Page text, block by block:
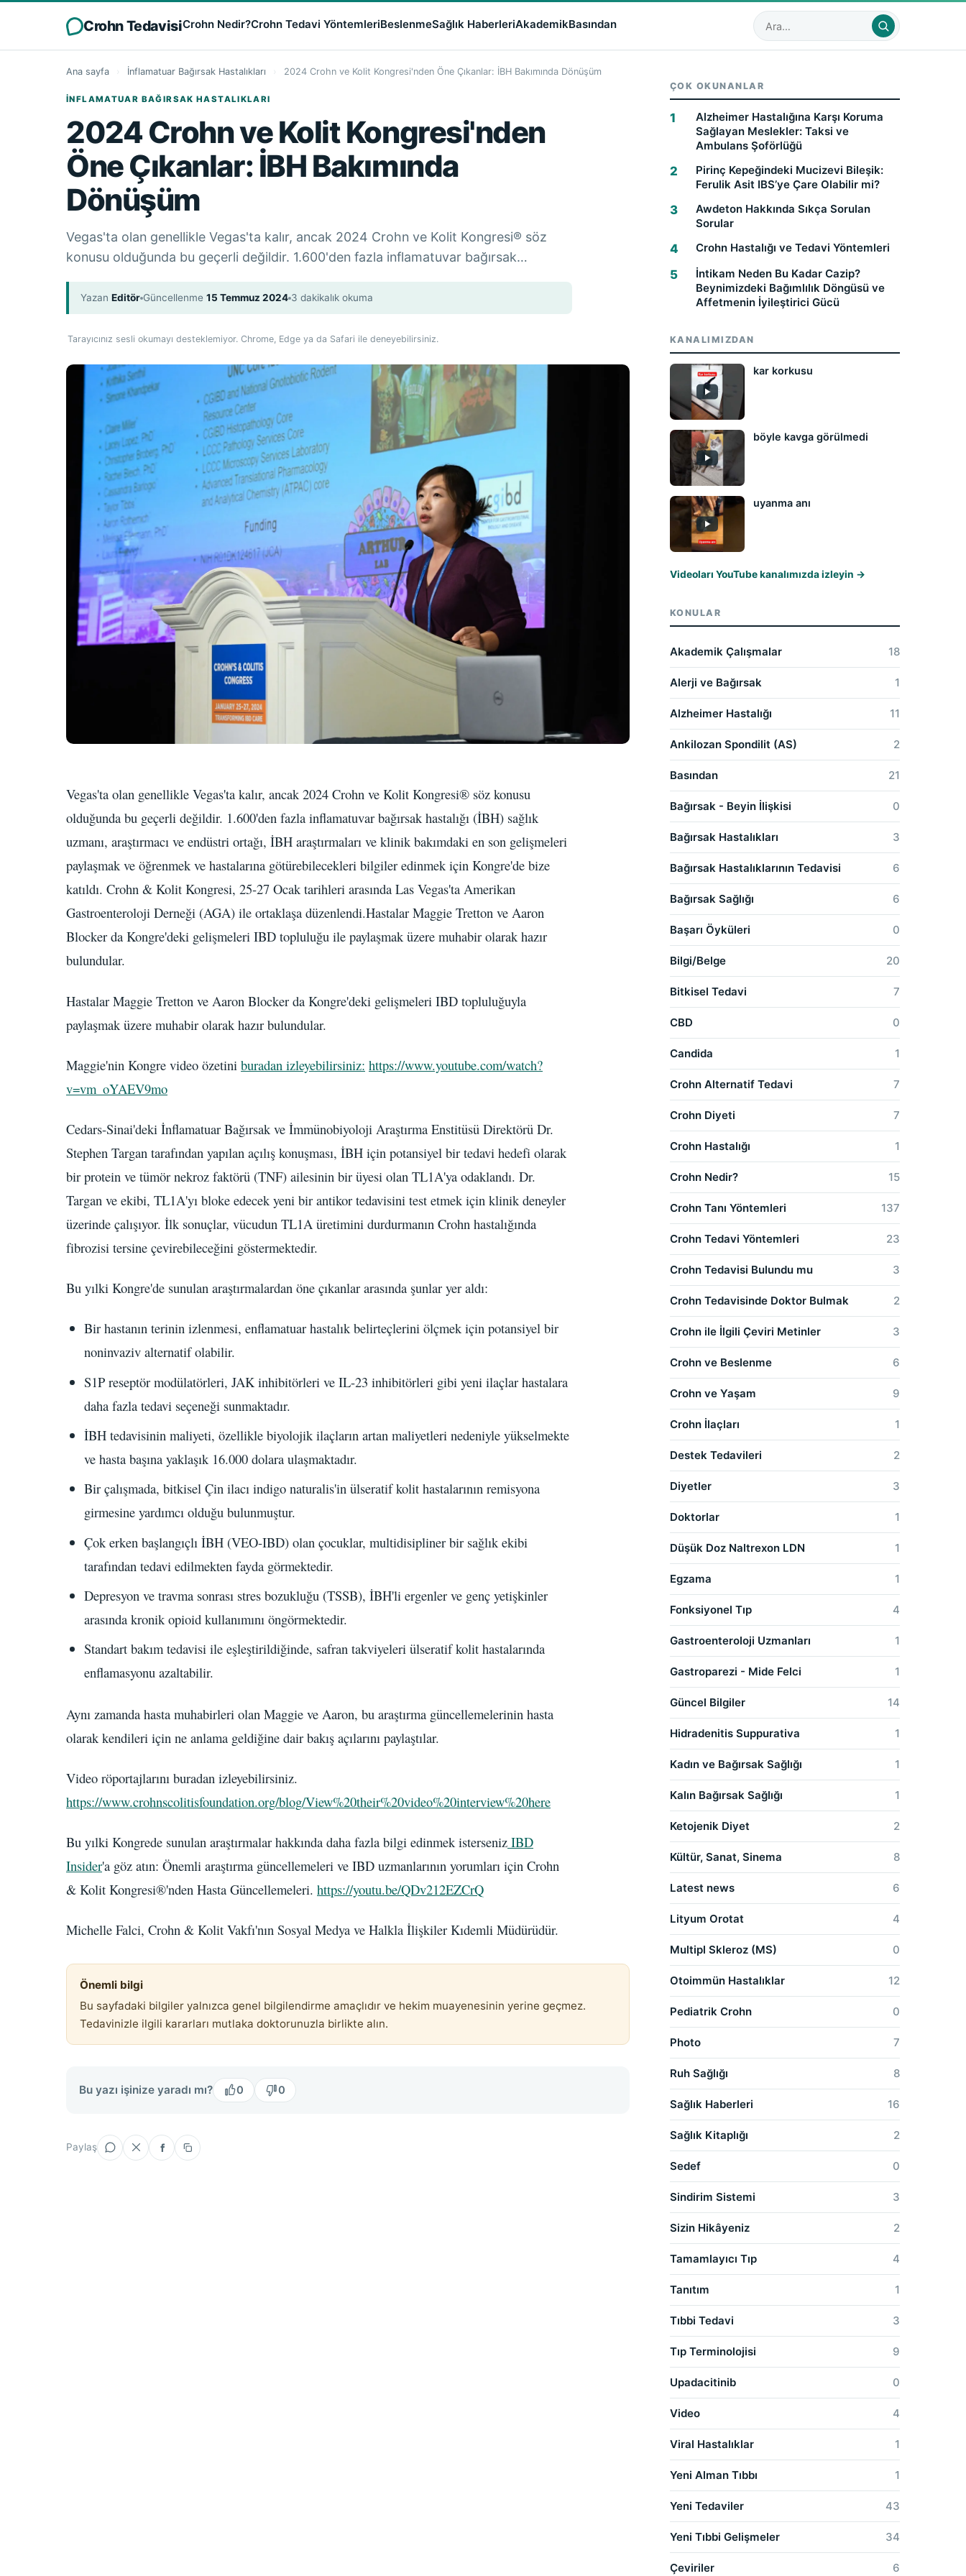
Crohn TedavisiCrohn Nedir?Crohn Tedavi YöntemleriBeslenmeSağlık HaberleriAkademikBasından
Sitede ara
Ana sayfa › İnflamatuar Bağırsak Hastalıkları › 2024 Crohn ve Kolit Kongresi'nden Öne Çıkanlar: İBH Bakımında Dönüşüm
İNFLAMATUAR BAĞIRSAK HASTALIKLARI
2024 Crohn ve Kolit Kongresi'nden
Öne Çıkanlar: İBH Bakımında
Dönüşüm
Vegas'ta olan genellikle Vegas'ta kalır, ancak 2024 Crohn ve Kolit Kongresi® söz
konusu olduğunda bu geçerli değildir. 1.600'den fazla inflamatuvar bağırsak…
Yazan Editör Güncellenme 15 Temmuz 2024 3 dakikalık okuma
Tarayıcınız sesli okumayı desteklemiyor. Chrome, Edge ya da Safari ile deneyebilirsiniz.
Vegas'ta olan genellikle Vegas'ta kalır, ancak 2024 Crohn ve Kolit Kongresi® söz konusu
olduğunda bu geçerli değildir. 1.600'den fazla inflamatuvar bağırsak hastalığı (İBH) sağlık
uzmanı, araştırmacı ve endüstri ortağı, İBH araştırmaları ve klinik bakımdaki en son gelişmeleri
paylaşmak ve öğrenmek ve hastalarına götürebilecekleri bilgiler edinmek için Kongre'de bize
katıldı. Crohn & Kolit Kongresi, 25-27 Ocak tarihleri arasında Las Vegas'ta Amerikan
Gastroenteroloji Derneği (AGA) ile ortaklaşa düzenlendi.Hastalar Maggie Tretton ve Aaron
Blocker da Kongre'deki gelişmeleri IBD topluluğu ile paylaşmak üzere muhabir olarak hazır
bulundular.
Hastalar Maggie Tretton ve Aaron Blocker da Kongre'deki gelişmeleri IBD topluluğuyla
paylaşmak üzere muhabir olarak hazır bulundular.
Maggie'nin Kongre video özetini buradan izleyebilirsiniz: https://www.youtube.com/watch?
v=vm_oYAEV9mo
Cedars-Sinai'deki İnflamatuar Bağırsak ve İmmünobiyoloji Araştırma Enstitüsü Direktörü Dr.
Stephen Targan tarafından yapılan açılış konuşması, İBH için potansiyel bir tedavi hedefi olarak
bir protein ve tümör nekroz faktörü (TNF) ailesinin bir üyesi olan TL1A'ya odaklandı. Dr.
Targan ve ekibi, TL1A'yı bloke edecek yeni bir antikor tedavisini test etmek için klinik deneyler
üzerinde çalışıyor. İlk sonuçlar, vücudun TL1A üretimini durdurmanın Crohn hastalığında
fibrozisi tersine çevirebileceğini göstermektedir.
Bu yılki Kongre'de sunulan araştırmalardan öne çıkanlar arasında şunlar yer aldı:
Bir hastanın terinin izlenmesi, enflamatuar hastalık belirteçlerini ölçmek için potansiyel bir
noninvaziv alternatif olabilir.
S1P reseptör modülatörleri, JAK inhibitörleri ve IL-23 inhibitörleri gibi yeni ilaçlar hastalara
daha fazla tedavi seçeneği sunmaktadır.
İBH tedavisinin maliyeti, özellikle biyolojik ilaçların artan maliyetleri nedeniyle yükselmekte
ve hasta başına yaklaşık 16.000 dolara ulaşmaktadır.
Bir çalışmada, bitkisel Çin ilacı indigo naturalis'in ülseratif kolit hastalarının remisyona
girmesine yardımcı olduğu bulunmuştur.
Çok erken başlangıçlı İBH (VEO-IBD) olan çocuklar, multidisipliner bir sağlık ekibi
tarafından tedavi edilmekten fayda görmektedir.
Depresyon ve travma sonrası stres bozukluğu (TSSB), İBH'li ergenler ve genç yetişkinler
arasında kronik opioid kullanımını öngörmektedir.
Standart bakım tedavisi ile eşleştirildiğinde, safran takviyeleri ülseratif kolit hastalarında
enflamasyonu azaltabilir.
Aynı zamanda hasta muhabirleri olan Maggie ve Aaron, bu araştırma güncellemelerinin hasta
olarak kendileri için ne anlama geldiğine dair bakış açılarını paylaştılar.
Video röportajlarını buradan izleyebilirsiniz.
https://www.crohnscolitisfoundation.org/blog/View%20their%20video%20interview%20here
Bu yılki Kongrede sunulan araştırmalar hakkında daha fazla bilgi edinmek isterseniz IBD
Insider'a göz atın: Önemli araştırma güncellemeleri ve IBD uzmanlarının yorumları için Crohn
& Kolit Kongresi®'nden Hasta Güncellemeleri. https://youtu.be/QDv212EZCrQ
Michelle Falci, Crohn & Kolit Vakfı'nın Sosyal Medya ve Halkla İlişkiler Kıdemli Müdürüdür.
Önemli bilgi
Bu sayfadaki bilgiler yalnızca genel bilgilendirme amaçlıdır ve hekim muayenesinin yerine geçmez.
Tedavinizle ilgili kararları mutlaka doktorunuzla birlikte alın.
Bu yazı işinize yaradı mı? 0 0
Paylaş
ÇOK OKUNANLAR
Alzheimer Hastalığına Karşı Koruma
Sağlayan Meslekler: Taksi ve
Ambulans Şoförlüğü
Pirinç Kepeğindeki Mucizevi Bileşik:
Ferulik Asit IBS’ye Çare Olabilir mi?
Awdeton Hakkında Sıkça Sorulan
Sorular
Crohn Hastalığı ve Tedavi Yöntemleri
İntikam Neden Bu Kadar Cazip?
Beynimizdeki Bağımlılık Döngüsü ve
Affetmenin İyileştirici Gücü
KANALIMIZDAN
kar korkusu
böyle kavga görülmedi
uyanma anı
Videoları YouTube kanalımızda izleyin →
KONULAR
Akademik Çalışmalar 18
Alerji ve Bağırsak 1
Alzheimer Hastalığı 11
Ankilozan Spondilit (AS) 2
Basından 21
Bağırsak - Beyin İlişkisi 0
Bağırsak Hastalıkları 3
Bağırsak Hastalıklarının Tedavisi 6
Bağırsak Sağlığı 6
Başarı Öyküleri 0
Bilgi/Belge 20
Bitkisel Tedavi 7
CBD 0
Candida 1
Crohn Alternatif Tedavi 7
Crohn Diyeti 7
Crohn Hastalığı 1
Crohn Nedir? 15
Crohn Tanı Yöntemleri 137
Crohn Tedavi Yöntemleri 23
Crohn Tedavisi Bulundu mu 3
Crohn Tedavisinde Doktor Bulmak 2
Crohn ile İlgili Çeviri Metinler 3
Crohn ve Beslenme 6
Crohn ve Yaşam 9
Crohn İlaçları 1
Destek Tedavileri 2
Diyetler 3
Doktorlar 1
Düşük Doz Naltrexon LDN 1
Egzama 1
Fonksiyonel Tıp 4
Gastroenteroloji Uzmanları 1
Gastroparezi - Mide Felci 1
Güncel Bilgiler 14
Hidradenitis Suppurativa 1
Kadın ve Bağırsak Sağlığı 1
Kalın Bağırsak Sağlığı 1
Ketojenik Diyet 2
Kültür, Sanat, Sinema 8
Latest news 6
Lityum Orotat 4
Multipl Skleroz (MS) 0
Otoimmün Hastalıklar 12
Pediatrik Crohn 0
Photo 7
Ruh Sağlığı 8
Sağlık Haberleri 16
Sağlık Kitaplığı 2
Sedef 0
Sindirim Sistemi 3
Sizin Hikâyeniz 2
Tamamlayıcı Tıp 4
Tanıtım 1
Tıbbi Tedavi 3
Tıp Terminolojisi 9
Upadacitinib 0
Video 4
Viral Hastalıklar 1
Yeni Alman Tıbbı 1
Yeni Tedaviler 43
Yeni Tıbbi Gelişmeler 34
Çeviriler 6